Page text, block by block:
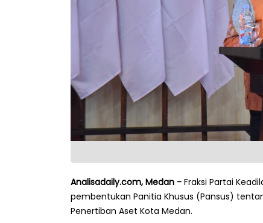
Analisadaily.com, Medan - Fraksi Partai
pembentukan Panitia Khusus (Pansus)
Penertiban Aset Kota Medan.